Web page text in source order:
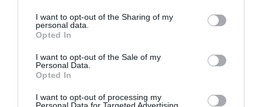
not limited to your visit or usage behaviour. You may click to
grant or deny consent to Google and its third-party tags to
use your data for below specified purposes in below Google
consent section.
I want to opt-out of the Sharing of my
personal data.
Opted In
I want to opt-out of the Sale of my
Personal Data.
Opted In
I want to opt-out of processing my
Personal Data for Targeted Advertising.
Dr. Bartóki László
A japánkerteknek 2 típusa van, a 1. tsuki-yama azaz
hegyvidéki, fő motívuma a vízesés és a tó 2. hira-